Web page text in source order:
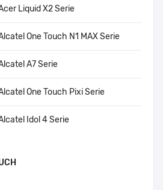
Liquid X2 Serie
One Touch N1 MAX Serie
A7 Serie
One Touch Pixi Serie
Idol 4 Serie